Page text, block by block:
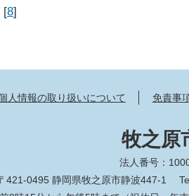
[8]
人情報の取り扱いについて 免責事
牧之原
法人番号：
421-0495 静岡県牧之原市静波447-1